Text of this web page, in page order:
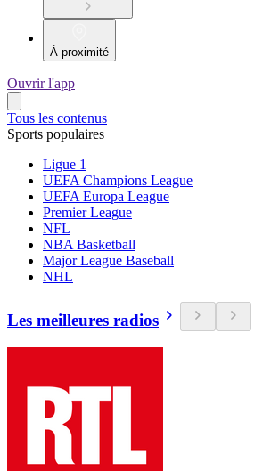
À proximité
Ouvrir l'app
Tous les contenus
Sports populaires
Ligue 1
UEFA Champions League
UEFA Europa League
Premier League
NFL
NBA Basketball
Major League Baseball
NHL
Les meilleures radios